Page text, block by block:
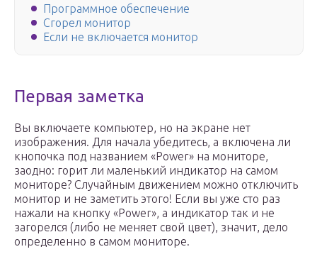
Программное обеспечение
Сгорел монитор
Если не включается монитор
Первая заметка
Вы включаете компьютер, но на экране нет
изображения. Для начала убедитесь, а включена ли
кнопочка под названием «Power» на мониторе,
заодно: горит ли маленький индикатор на самом
мониторе? Случайным движением можно отключить
монитор и не заметить этого! Если вы уже сто раз
нажали на кнопку «Power», а индикатор так и не
загорелся (либо не меняет свой цвет), значит, дело
определенно в самом мониторе.